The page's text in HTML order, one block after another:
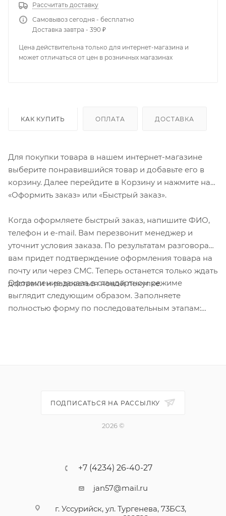
Рассчитать доставку
Самовывоз сегодня - бесплатно
Доставка завтра - 390 ₽
Цена действительна только для интернет-магазина и
может отличаться от цен в розничных магазинах
КАК КУПИТЬ ОПЛАТА ДОСТАВКА
Для покупки товара в нашем интернет-магазине
выберите понравившийся товар и добавьте его в
корзину. Далее перейдите в Корзину и нажмите на
«Оформить заказ» или «Быстрый заказ».
Когда оформляете быстрый заказ, напишите ФИО,
телефон и e-mail. Вам перезвонит менеджер и
уточнит условия заказа. По результатам разговора
вам придет подтверждение оформления товара на
почту или через СМС. Теперь останется только ждать
доставки и радоваться новой покупке.
Оформление заказа в стандартном режиме
выглядит следующим образом. Заполняете
полностью форму по последовательным этапам:
ПОДПИСАТЬСЯ НА РАССЫЛКУ
2026 ©
+7 (4234) 26-40-27
jan57@mail.ru
г. Уссурийск, ул. Тургенева, 73БС3,